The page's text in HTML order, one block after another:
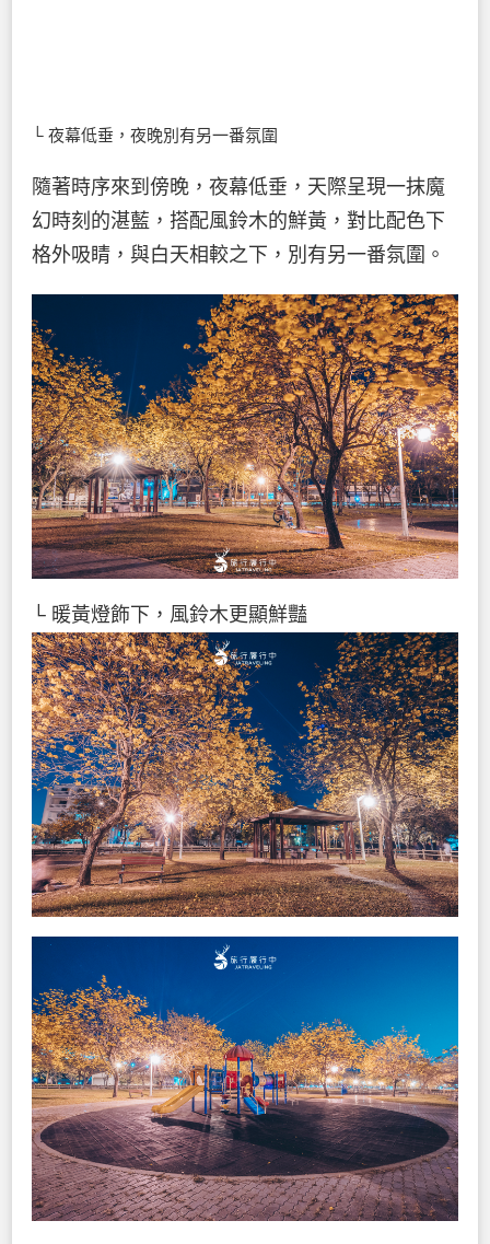
└ 夜幕低垂，夜晚別有另一番氛圍
隨著時序來到傍晚，夜幕低垂，天際呈現一抹魔
幻時刻的湛藍，搭配風鈴木的鮮黃，對比配色下
格外吸睛，與白天相較之下，別有另一番氛圍。
└ 暖黃燈飾下，風鈴木更顯鮮豔